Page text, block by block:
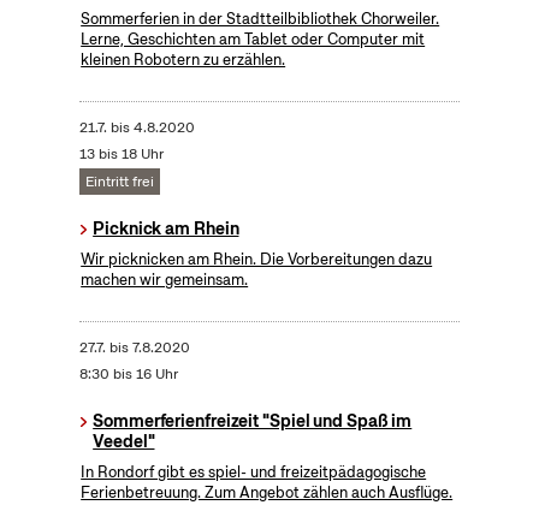
Sommerferien in der Stadtteilbibliothek Chorweiler.
Lerne, Geschichten am Tablet oder Computer mit
kleinen Robotern zu erzählen.
21.7. bis4.8.2020
13 bis 18 Uhr
Eintritt frei
Picknick am Rhein
Wir picknicken am Rhein. Die Vorbereitungen dazu
machen wir gemeinsam.
27.7. bis7.8.2020
8:30 bis 16 Uhr
Sommerferienfreizeit "Spiel und Spaß im
Veedel"
In Rondorf gibt es spiel- und freizeitpädagogische
Ferienbetreuung. Zum Angebot zählen auch Ausflüge.